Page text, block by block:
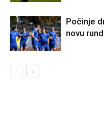
Počinje
novu